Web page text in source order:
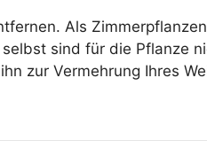
Als
sind für die Pflanze
zur Vermehrung Ihres